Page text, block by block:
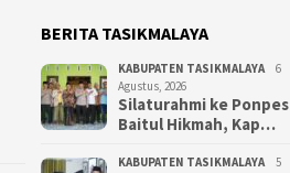
BERITA TASIKMALAYA
KABUPATEN TASIKMALAYA
6
Agustus, 2026
Silaturahmi ke Ponpes
Baitul Hikmah, Kap…
KABUPATEN TASIKMALAYA
5